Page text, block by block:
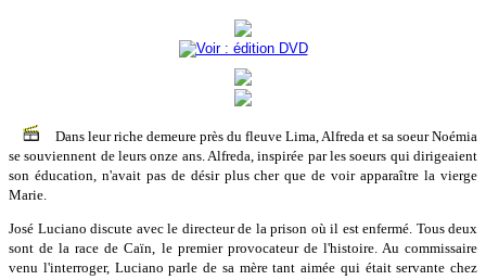
Dans leur riche demeure près du fleuve Lima, Alfreda et sa soeur Noémia
se souviennent de leurs onze ans. Alfreda, inspirée par les soeurs qui dirigeaient
son éducation, n'avait pas de désir plus cher que de voir apparaître la vierge
Marie.
José Luciano discute avec le directeur de la prison où il est enfermé. Tous deux
sont de la race de Caïn, le premier provocateur de l'histoire. Au commissaire
venu l'interroger, Luciano parle de sa mère tant aimée qui était servante chez